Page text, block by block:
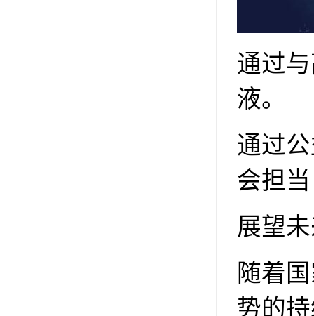
通过
液。
通过
会担
展望
随着
势的